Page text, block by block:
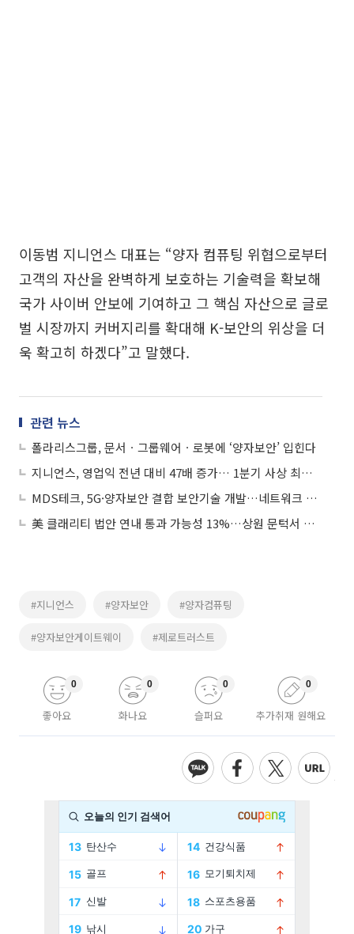
이동범 지니언스 대표는 “양자 컴퓨팅 위협으로부터
고객의 자산을 완벽하게 보호하는 기술력을 확보해
국가 사이버 안보에 기여하고 그 핵심 자산으로 글로
벌 시장까지 커버지리를 확대해 K-보안의 위상을 더
욱 확고히 하겠다”고 말했다.
관련 뉴스
폴라리스그룹, 문서ㆍ그룹웨어ㆍ로봇에 ‘양자보안’ 입힌다
지니언스, 영업익 전년 대비 47배 증가… 1분기 사상 최대 실적
MDS테크, 5G·양자보안 결합 보안기술 개발…네트워크 리질리언스 강화
美 클래리티 법안 연내 통과 가능성 13%…상원 문턱서 제동
#지니언스 #양자보안 #양자컴퓨팅
#양자보안게이트웨이 #제로트러스트
좋아요
0
화나요
0
슬퍼요
0
추가취재 원해요
0